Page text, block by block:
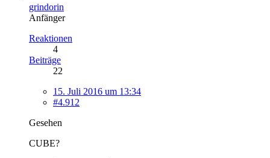
grindorin
Anfänger
Reaktionen
4
Beiträge
22
15. Juli 2016 um 13:34
#4.912
Gesehen
CUBE?